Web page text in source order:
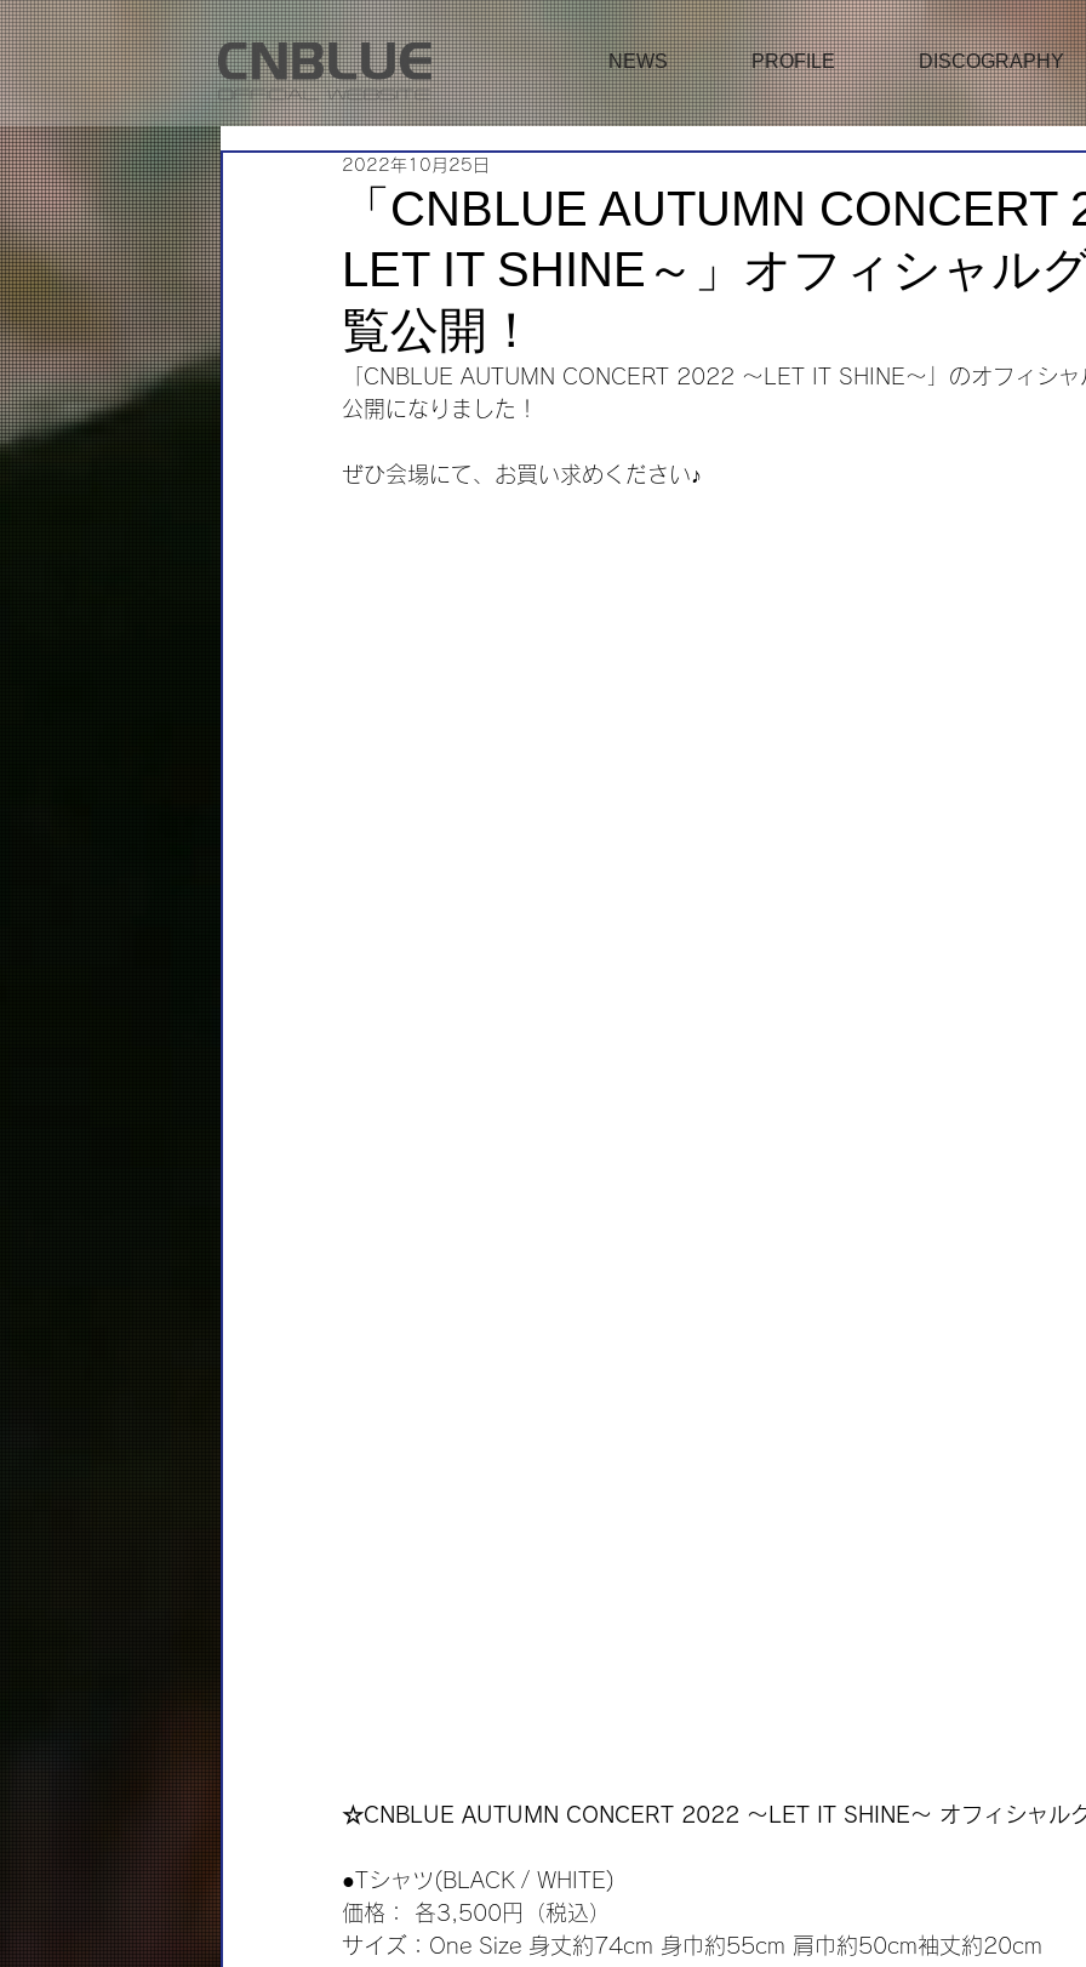
NEWS PROFILE DISCOGRAPHY
「CNBLUE AUTUMN CONCERT
LET IT SHINE～」オフィシャル
覧公開！
2022年10月25日
「CNBLUE AUTUMN CONCERT 2022 ～LET IT SHINE～」のオフィシャ
公開になりました！
ぜひ会場にて、お買い求めください♪
☆CNBLUE AUTUMN CONCERT 2022 ～LET IT SHINE～ オフィシャル
●Tシャツ(BLACK / WHITE)
価格： 各3,500円（税込）
サイズ：One Size 身丈約74cm 身巾約55cm 肩巾約50cm袖丈約20cm